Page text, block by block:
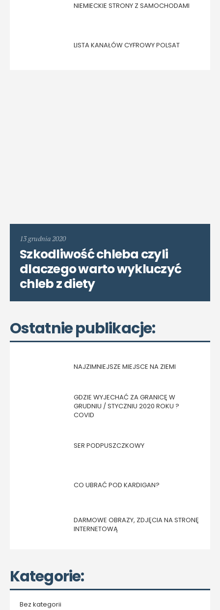
NIEMIECKIE STRONY Z SAMOCHODAMI
LISTA KANAŁÓW CYFROWY POLSAT
13 grudnia 2020
Szkodliwość chleba czyli
dlaczego warto wykluczyć
chleb z diety
Ostatnie publikacje:
NAJZIMNIEJSZE MIEJSCE NA ZIEMI
GDZIE WYJECHAĆ ZA GRANICĘ W
GRUDNIU / STYCZNIU 2020 ROKU ?
COVID
SER PODPUSZCZKOWY
CO UBRAĆ POD KARDIGAN?
DARMOWE OBRAZY, ZDJĘCIA NA STRONĘ
INTERNETOWĄ
Kategorie:
Bez kategorii